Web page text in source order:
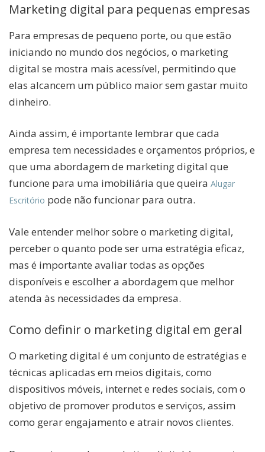
Marketing digital para pequenas empresas
Para empresas de pequeno porte, ou que estão
iniciando no mundo dos negócios, o marketing
digital se mostra mais acessível, permitindo que
elas alcancem um público maior sem gastar muito
dinheiro.
Ainda assim, é importante lembrar que cada
empresa tem necessidades e orçamentos próprios, e
que uma abordagem de marketing digital que
funcione para uma imobiliária que queira Alugar
Escritório pode não funcionar para outra.
Vale entender melhor sobre o marketing digital,
perceber o quanto pode ser uma estratégia eficaz,
mas é importante avaliar todas as opções
disponíveis e escolher a abordagem que melhor
atenda às necessidades da empresa.
Como definir o marketing digital em geral
O marketing digital é um conjunto de estratégias e
técnicas aplicadas em meios digitais, como
dispositivos móveis, internet e redes sociais, com o
objetivo de promover produtos e serviços, assim
como gerar engajamento e atrair novos clientes.